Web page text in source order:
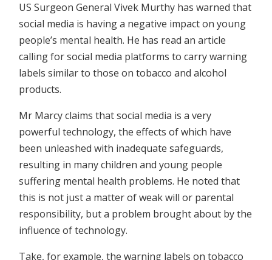
US Surgeon General Vivek Murthy has warned that
social media is having a negative impact on young
people’s mental health. He has read an article
calling for social media platforms to carry warning
labels similar to those on tobacco and alcohol
products.
Mr Marcy claims that social media is a very
powerful technology, the effects of which have
been unleashed with inadequate safeguards,
resulting in many children and young people
suffering mental health problems. He noted that
this is not just a matter of weak will or parental
responsibility, but a problem brought about by the
influence of technology.
Take, for example, the warning labels on tobacco